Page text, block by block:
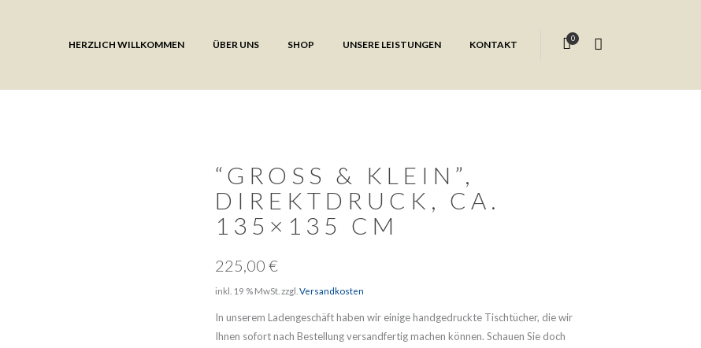
HERZLICH WILLKOMMEN ÜBER UNS SHOP UNSERE LEISTUNGEN KONTAKT
0
“GROSS & KLEIN”,
DIREKTDRUCK, CA.
135×135 CM
225,00 €
inkl. 19 % MwSt. zzgl. Versandkosten
In unserem Ladengeschäft haben wir einige handgedruckte Tischtücher, die wir
Ihnen sofort nach Bestellung versandfertig machen können. Schauen Sie doch